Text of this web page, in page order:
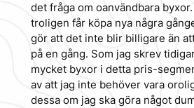
det fråga om oanvändbara
troligen får köpa nya några
gör att det inte blir billigare än
på en gång. Som jag skrev
mycket byxor i detta pris-
av att jag inte behöver vara
dessa om jag ska göra något